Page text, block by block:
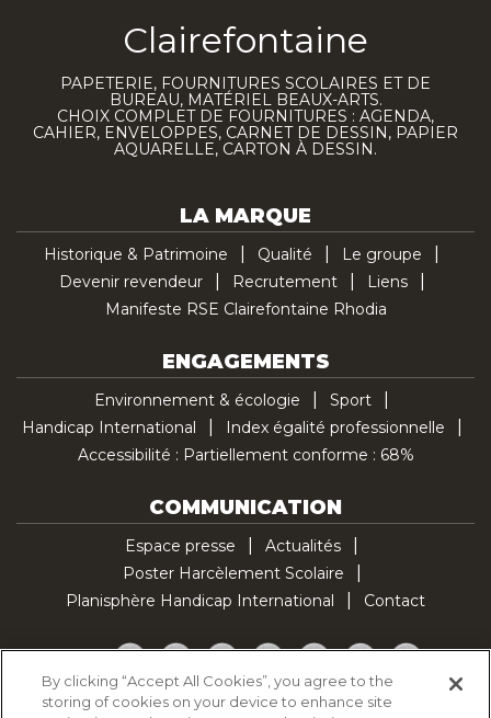
Clairefontaine
PAPETERIE, FOURNITURES SCOLAIRES ET DE
BUREAU, MATÉRIEL BEAUX-ARTS.
CHOIX COMPLET DE FOURNITURES : AGENDA,
CAHIER, ENVELOPPES, CARNET DE DESSIN, PAPIER
AQUARELLE, CARTON À DESSIN.
LA MARQUE
Historique & Patrimoine Qualité
Le groupe
Devenir revendeur
Recrutement
Liens
Manifeste RSE Clairefontaine Rhodia
ENGAGEMENTS
Environnement & écologie
Sport
Handicap International
Index égalité professionnelle
Accessibilité : Partiellement conforme : 68%
COMMUNICATION
Espace presse
Actualités
Poster Harcèlement Scolaire
Planisphère Handicap International
Contact
Facebook
TwitterYouTubePinterestInstagramLinkedInTikTok
By clicking “Accept All Cookies”, you agree to the
storing of cookies on your device to enhance site